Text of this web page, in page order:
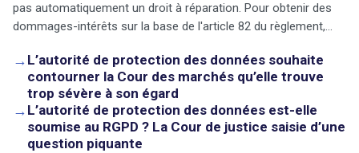
pas automatiquement un droit à réparation. Pour obtenir des
dommages-intérêts sur la base de l'article 82 du règlement,…
→ L’autorité de protection des données souhaite
contourner la Cour des marchés qu’elle trouve
trop sévère à son égard
→ L’autorité de protection des données est-elle
soumise au RGPD ? La Cour de justice saisie d’une
question piquante